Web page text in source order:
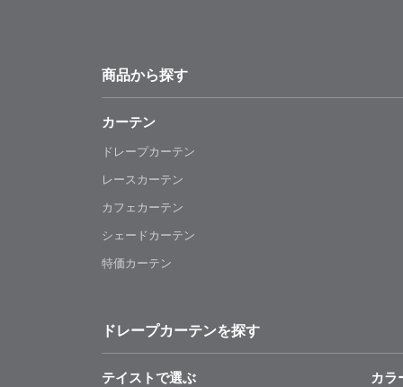
商品から探す
カーテン
ドレープカーテン
レースカーテン
カフェカーテン
シェードカーテン
特価カーテン
ドレープカーテンを探す
テイストで選ぶ カラ